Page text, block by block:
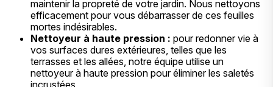
maintenir la propreté de votre jardin. Nous nettoyons
efficacement pour vous débarrasser de ces feuilles
mortes indésirables.
Nettoyeur à haute pression : pour redonner vie à
vos surfaces dures extérieures, telles que les
terrasses et les allées, notre équipe utilise un
nettoyeur à haute pression pour éliminer les saletés
incrustées.